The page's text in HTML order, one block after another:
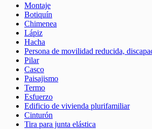
Montaje
Botiquín
Chimenea
Lápiz
Hacha
Persona de movilidad reducida,
Pilar
Casco
Paisajismo
Termo
Esfuerzo
Edificio de vivienda plurifamiliar
Cinturón
Tira para junta elástica